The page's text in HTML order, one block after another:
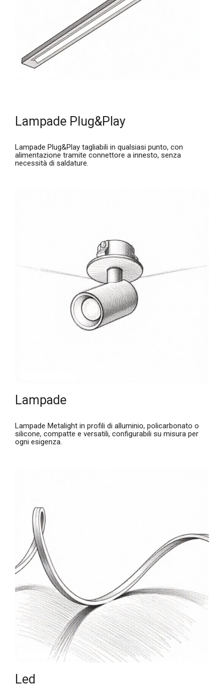
Lampade Plug&Play
Lampade Plug&Play tagliabili in qualsiasi punto, con
alimentazione tramite connettore a innesto, senza
necessità di saldature.
Lampade
Lampade Metalight in profili di alluminio, policarbonato o
silicone, compatte e versatili, configurabili su misura per
ogni esigenza.
Led